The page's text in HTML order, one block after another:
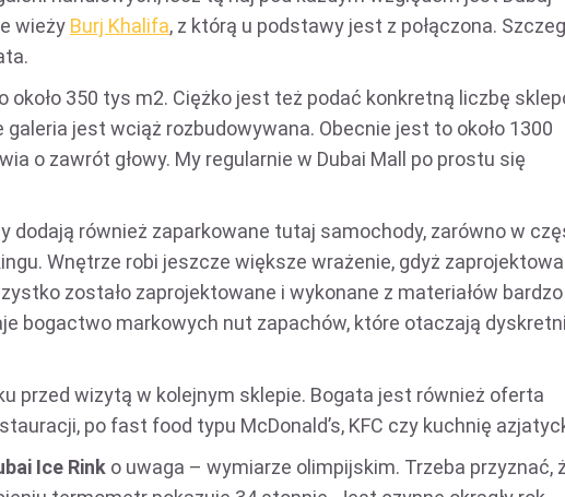
wieży Burj Khalifa, z którą u podstawy jest z połączona.
około 350 tys m2. Ciężko jest też podać konkretną liczbę
jest wciąż rozbudowywana. Obecnie jest to około 1300
o zawrót głowy. My regularnie w Dubai Mall po prostu się
dodają również zaparkowane tutaj samochody, zarówno w
Wnętrze robi jeszcze większe wrażenie, gdyż
zostało zaprojektowane i wykonane z materiałów bardzo
bogactwo markowych nut zapachów, które otaczają
przed wizytą w kolejnym sklepie. Bogata jest również oferta
po fast food typu McDonald’s, KFC czy kuchnię
Ice Rink o uwaga – wymiarze olimpijskim. Trzeba przyznać,